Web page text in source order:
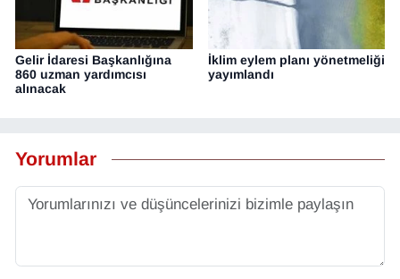
Gelir İdaresi Başkanlığına
860 uzman yardımcısı
alınacak
İklim eylem planı yönetmeliği
yayımlandı
Yorumlar